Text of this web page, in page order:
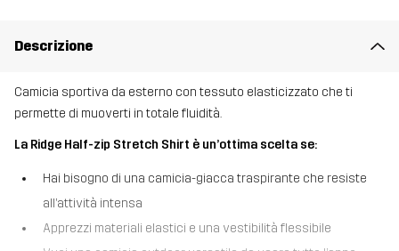
Descrizione
Camicia sportiva da esterno con tessuto elasticizzato che ti
permette di muoverti in totale fluidità.
La Ridge Half-zip Stretch Shirt è un’ottima scelta se:
Hai bisogno di una camicia-giacca traspirante che resiste
all’attività intensa
Apprezzi materiali elastici e una vestibilità flessibile